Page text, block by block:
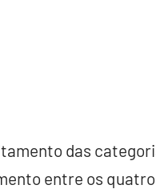
das
entre os